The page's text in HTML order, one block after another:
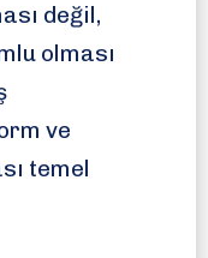
değil,
olması
ve
temel